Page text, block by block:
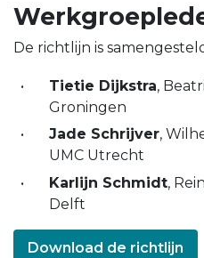
De richtlijn is
Tietie Dijkstra,
Groningen
Jade Schrijver,
UMC Utrecht
Karlijn Schmidt,
Delft
Download de richtlijn